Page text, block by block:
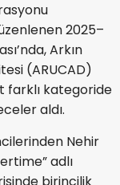
2025–
Arkın
(ARUCAD)
farklı kategoride
aldı.
Nehir
adlı